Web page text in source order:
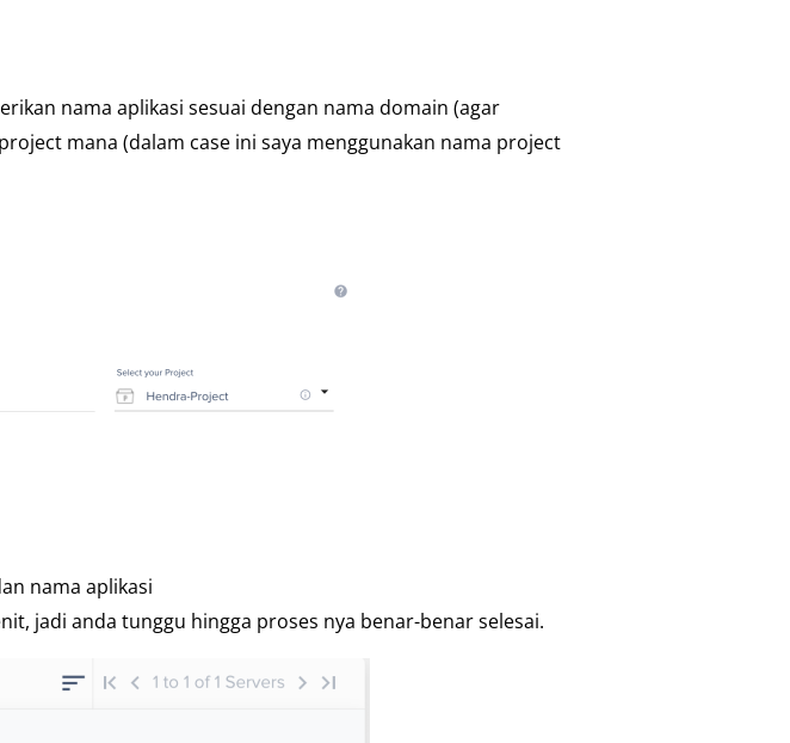
nama aplikasi sesuai dengan nama domain (agar
mana (dalam case ini saya menggunakan nama project
nama aplikasi
jadi anda tunggu hingga proses nya benar-benar selesai.